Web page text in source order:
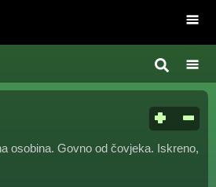
osobina. Govno od čovjeka. Iskreno,